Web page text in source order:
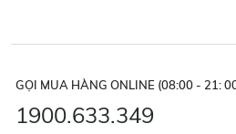
GỌI MUA HÀNG ONLINE (08:00 - 21:
1900.633.349